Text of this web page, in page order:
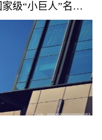
级“小巨人”名单